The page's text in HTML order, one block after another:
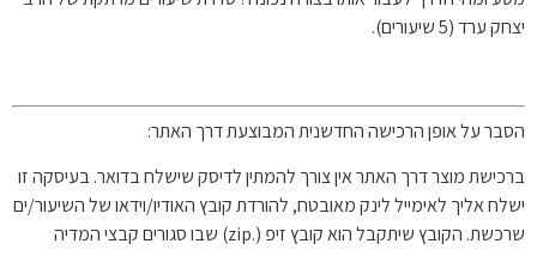
יצחק ערד (5 שיעורים).
הסבר על אופן הרכישה החדשנית המבוצעת דרך האתר:
ברכישת מוצר דרך האתר אין צורך להמתין לדיסק שישלח בדואר. בעיסקה זו
ישלח אליך לאימייל לינק מאובטח, להורדת קובץ האודיו/וידאו של השיעור/ים
שרכשת. הקובץ שיתקבל הוא קובץ זיפ (.zip) שבו סגורים קבצי המדיה